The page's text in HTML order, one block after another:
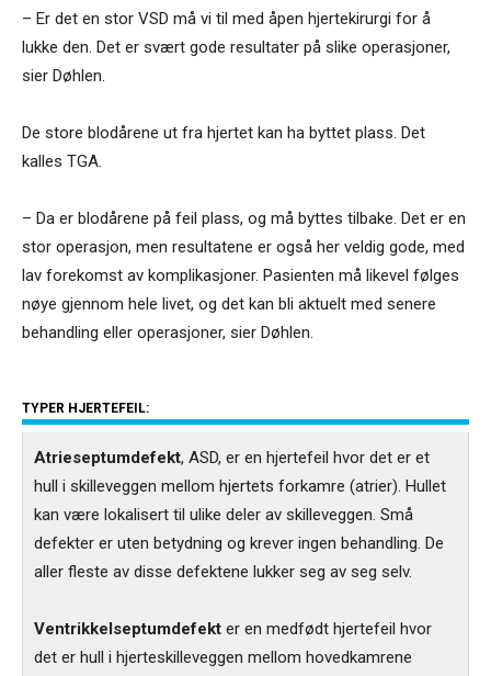
– Er det en stor VSD må vi til med åpen hjertekirurgi for å
lukke den. Det er svært gode resultater på slike operasjoner,
sier Døhlen.
De store blodårene ut fra hjertet kan ha byttet plass. Det
kalles TGA.
– Da er blodårene på feil plass, og må byttes tilbake. Det er en
stor operasjon, men resultatene er også her veldig gode, med
lav forekomst av komplikasjoner. Pasienten må likevel følges
nøye gjennom hele livet, og det kan bli aktuelt med senere
behandling eller operasjoner, sier Døhlen.
TYPER HJERTEFEIL:
Atrieseptumdefekt, ASD, er en hjertefeil hvor det er et
hull i skilleveggen mellom hjertets forkamre (atrier). Hullet
kan være lokalisert til ulike deler av skilleveggen. Små
defekter er uten betydning og krever ingen behandling. De
aller fleste av disse defektene lukker seg av seg selv.
Ventrikkelseptumdefekt er en medfødt hjertefeil hvor
det er hull i hjerteskilleveggen mellom hovedkamrene